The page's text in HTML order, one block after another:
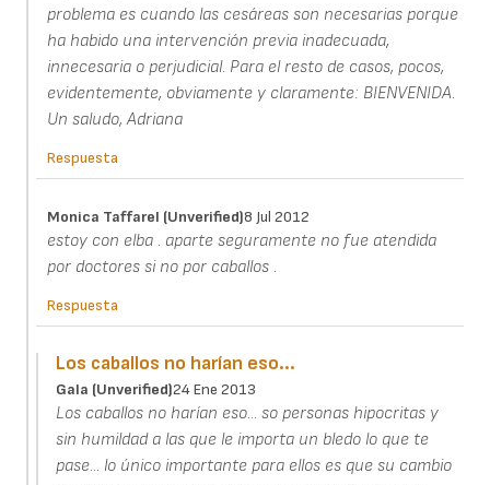
problema es cuando las cesáreas son necesarias porque
ha habido una intervención previa inadecuada,
innecesaria o perjudicial. Para el resto de casos, pocos,
evidentemente, obviamente y claramente: BIENVENIDA.
Un saludo, Adriana
Respuesta
Monica Taffarel (unverified)8 Jul 2012
estoy con elba . aparte seguramente no fue atendida
por doctores si no por caballos .
Respuesta
Los caballos no harían eso...
Gala (unverified)24 Ene 2013
Los caballos no harían eso... so personas hipocritas y
sin humildad a las que le importa un bledo lo que te
pase... lo único importante para ellos es que su cambio